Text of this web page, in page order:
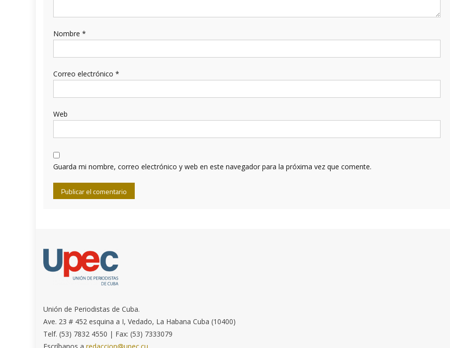
Nombre *
Correo electrónico *
Web
Guarda mi nombre, correo electrónico y web en este navegador para la próxima vez que comente.
Unión de Periodistas de Cuba.
Ave. 23 # 452 esquina a I, Vedado, La Habana Cuba (10400)
Telf. (53) 7832 4550 | Fax: (53) 7333079